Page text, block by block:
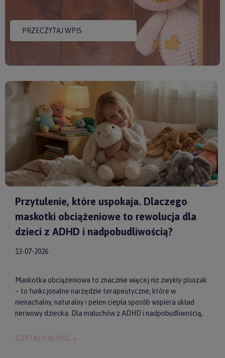
PRZECZYTAJ WPIS
Przytulenie, które uspokaja. Dlaczego
maskotki obciążeniowe to rewolucja dla
dzieci z ADHD i nadpobudliwością?
13-07-2026
Maskotka obciążeniowa to znacznie więcej niż zwykły pluszak
– to funkcjonalne narzędzie terapeutyczne, które w
nienachalny, naturalny i pełen ciepła sposób wspiera układ
nerwowy dziecka. Dla maluchów z ADHD i nadpobudliwością,
dociążony przyjaciel może stać się kluczem do upragnionego
CZYTAJ CAŁOŚĆ »